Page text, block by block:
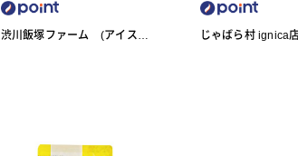
渋川飯塚ファーム (アイスク
じゃばら村 ignica